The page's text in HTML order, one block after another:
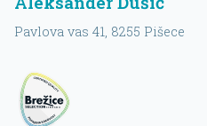
Pavlova vas 41, 8255 Pišece